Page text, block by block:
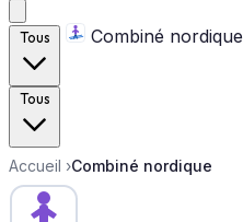
Tous Combiné nordique
Tous
Accueil ›Combiné nordique